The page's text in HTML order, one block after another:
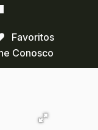
Conosco
Favoritos